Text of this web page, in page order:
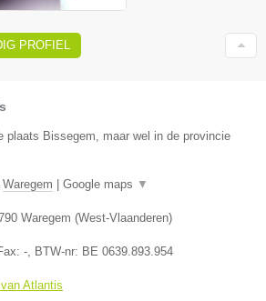
PROFIEL
plaats Bissegem, maar wel in de provincie
Waregem Google maps ▼
Waregem (West-Vlaanderen)
- , BTW-nr: BE 0639.893.954
Atlantis